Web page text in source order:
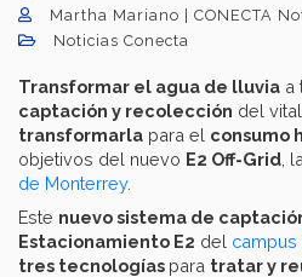
Martha Mariano | CONECTA
Noticias Conecta
Transformar el agua de lluvia a
captación y recolección del
transformarla para el consumo
objetivos del nuevo E2 Off-Grid ,
de Monterrey.
Este nuevo sistema de
Estacionamiento E2 del campus
tres tecnologías para tratar y